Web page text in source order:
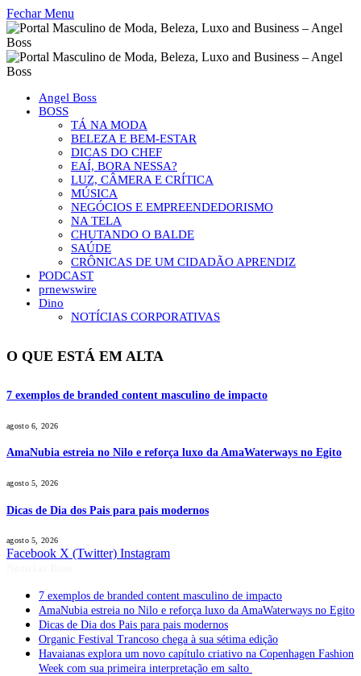
Fechar Menu
Angel Boss
BOSS
TÁ NA MODA
BELEZA E BEM-ESTAR
DICAS DO CHEF
EAÍ, BORA NESSA?
LUZ, CÂMERA E CRÍTICA
MÚSICA
NEGÓCIOS E EMPREENDEDORISMO
NA TELA
CHUTANDO O BALDE
SAÚDE
CRÔNICAS DE UM CIDADÃO APRENDIZ
PODCAST
prnewswire
Dino
NOTÍCIAS CORPORATIVAS
O QUE ESTÁ EM ALTA
7 exemplos de branded content masculino de impacto
agosto 6, 2026
AmaNubia estreia no Nilo e reforça luxo da AmaWaterways no Egito
agosto 5, 2026
Dicas de Dia dos Pais para pais modernos
agosto 5, 2026
Facebook X (Twitter) Instagram
7 exemplos de branded content masculino de impacto
AmaNubia estreia no Nilo e reforça luxo da AmaWaterways no Egito
Dicas de Dia dos Pais para pais modernos
Organic Festival Trancoso chega à sua sétima edição
Havaianas explora um novo capítulo criativo na Copenhagen Fashion
Week com sua primeira interpretação em salto